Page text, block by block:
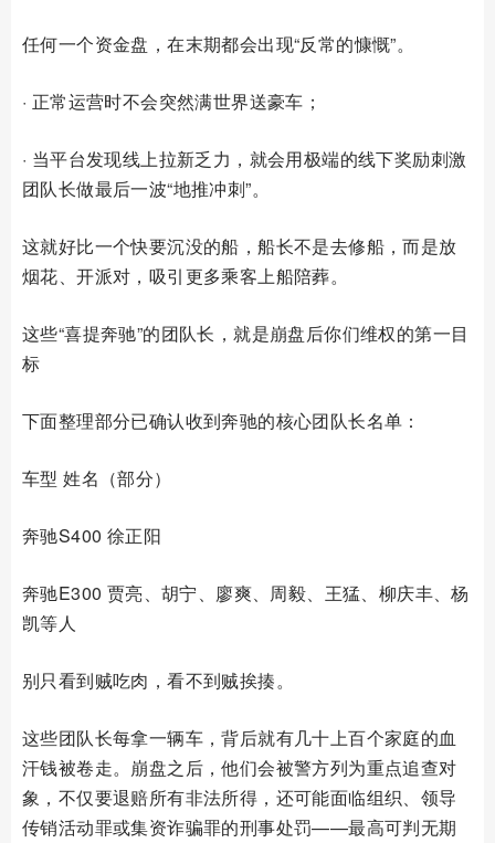
任何一个资金盘，在末期都会出现“反常的慷慨”。
· 正常运营时不会突然满世界送豪车；
· 当平台发现线上拉新乏力，就会用极端的线下奖励刺激
团队长做最后一波“地推冲刺”。
这就好比一个快要沉没的船，船长不是去修船，而是放
烟花、开派对，吸引更多乘客上船陪葬。
这些“喜提奔驰”的团队长，就是崩盘后你们维权的第一目
标
下面整理部分已确认收到奔驰的核心团队长名单：
车型 姓名（部分）
奔驰S400 徐正阳
奔驰E300 贾亮、胡宁、廖爽、周毅、王猛、柳庆丰、杨
凯等人
别只看到贼吃肉，看不到贼挨揍。
这些团队长每拿一辆车，背后就有几十上百个家庭的血
汗钱被卷走。崩盘之后，他们会被警方列为重点追查对
象，不仅要退赔所有非法所得，还可能面临组织、领导
传销活动罪或集资诈骗罪的刑事处罚——最高可判无期